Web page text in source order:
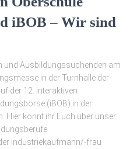
iBOB – Wir sind
und Ausbildungssuchenden am
in der Turnhalle der
der 12. interaktiven
(iBOB) in der
Hier könnt ihr Euch über unser
Industriekaufmann/-frau